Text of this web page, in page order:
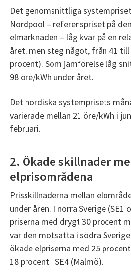
Det genomsnittliga
Nordpool – referenspriset på
elmarknaden – låg kvar på en
året, men steg något, från 41 till
procent). Som jämförelse låg
98 öre/kWh under året.
Det nordiska systemprisets
varierade mellan 21 öre/kWh i
februari.
2. Ökade skillnader
elprisområdena
Prisskillnaderna mellan
under åren. I norra Sverige (SE1
priserna med drygt 30 procent
var den motsatta i södra
ökade elpriserna med 25
18 procent i SE4 (Malmö).